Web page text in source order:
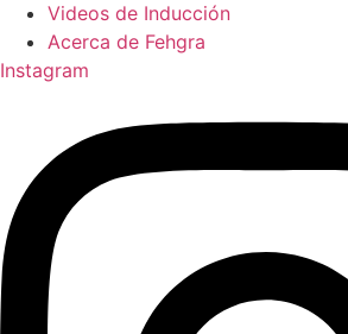
Videos de Inducción
Acerca de Fehgra
Instagram